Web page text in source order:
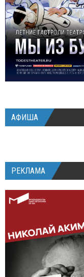
АФИША
РЕКЛАМА